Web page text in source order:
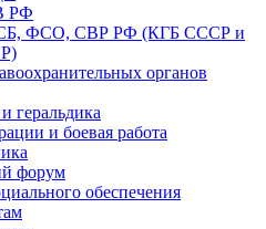
РФ
ФСО, СВР РФ (КГБ СССР и
органов
геральдика
и боевая работа
форум
обеспечения